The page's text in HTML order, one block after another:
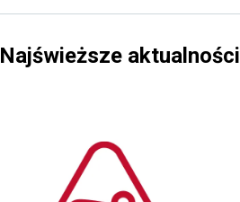
Najświeższe aktualności